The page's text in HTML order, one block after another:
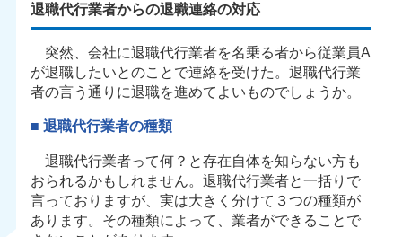
退職代行業者からの退職連絡の対応
突然、会社に退職代行業者を名乗る者から従業員A
が退職したいとのことで連絡を受けた。退職代行業
者の言う通りに退職を進めてよいものでしょうか。
■ 退職代行業者の種類
退職代行業者って何？と存在自体を知らない方も
おられるかもしれません。退職代行業者と一括りで
言っておりますが、実は大きく分けて３つの種類が
あります。その種類によって、業者ができることで